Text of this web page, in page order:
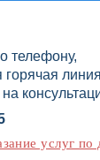
телефону,
услуг по